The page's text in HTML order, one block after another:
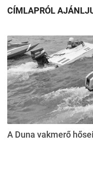
CÍMLAPRÓL
A Duna vakmerő